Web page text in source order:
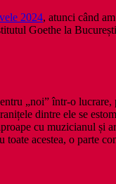
2024, atunci când
Goethe la
„noi” într-o
dintre ele se
cu muzicianul și
acestea, o parte